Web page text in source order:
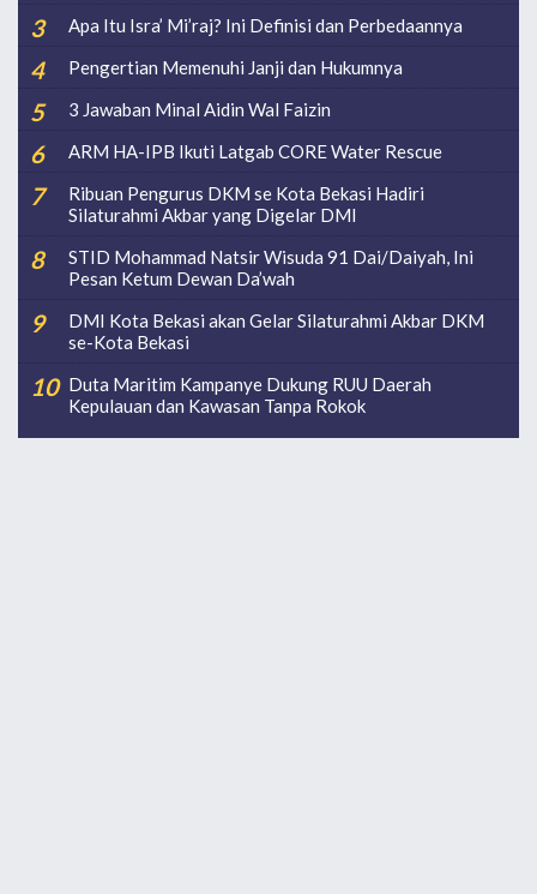
Apa Itu Isra’ Mi’raj? Ini Definisi dan Perbedaannya
Pengertian Memenuhi Janji dan Hukumnya
3 Jawaban Minal Aidin Wal Faizin
ARM HA-IPB Ikuti Latgab CORE Water Rescue
Ribuan Pengurus DKM se Kota Bekasi Hadiri
Silaturahmi Akbar yang Digelar DMI
STID Mohammad Natsir Wisuda 91 Dai/Daiyah, Ini
Pesan Ketum Dewan Da’wah
DMI Kota Bekasi akan Gelar Silaturahmi Akbar DKM
se-Kota Bekasi
Duta Maritim Kampanye Dukung RUU Daerah
Kepulauan dan Kawasan Tanpa Rokok